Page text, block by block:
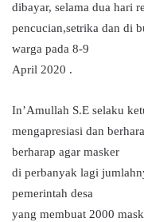
dibayar, selama dua hari
pencucian,setrika dan di
warga pada 8-9
April 2020 .
In’Amullah S.E selaku
mengapresiasi dan
berharap agar masker
di perbanyak lagi
pemerintah desa
yang membuat 2000